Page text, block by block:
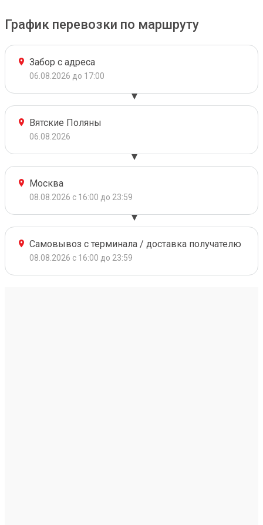
График перевозки по маршруту
Забор с адреса
06.08.2026 до 17:00
Вятские Поляны
06.08.2026
Москва
08.08.2026 с 16:00 до 23:59
Самовывоз с терминала / доставка получателю
08.08.2026 с 16:00 до 23:59